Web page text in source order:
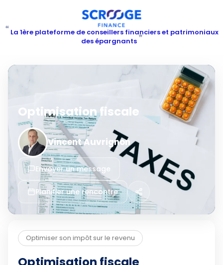
“ La 1ère plateforme de conseillers financiers et patrimoniaux
des épargnants ”
Optimisation fiscale
Vincent Auvrignon
Envoyer un message
Planifier une rencontre
Optimiser son impôt sur le revenu